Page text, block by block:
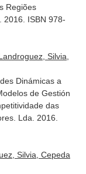
Regiões
2016. ISBN 978-
Silvia,
Dinámicas a
de Gestión
das
Lda. 2016.
Silvia, Cepeda